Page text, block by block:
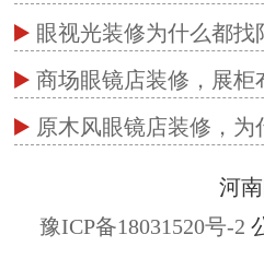
眼视光装修为什么都找
商场眼镜店装修，展
原木风眼镜店装修，
河
豫ICP备18031520号-2